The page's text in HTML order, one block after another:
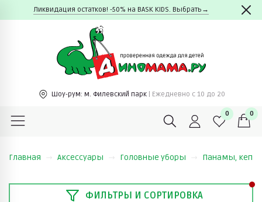
Ликвидация остатков! -50% на BASK KIDS. Выбрать→
Шоу-рум: м. Филевский парк | Ежедневно c 10 до 20
0 0
Главная Аксессуары Головные уборы Панамы, кепки
ФИЛЬТРЫ И СОРТИРОВКА